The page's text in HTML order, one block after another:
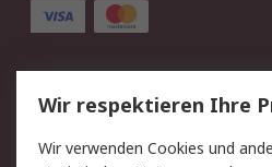
Service
Value Added Services
Rücksendungen
Wir respektieren Ihre
Wir verwenden Cookies und